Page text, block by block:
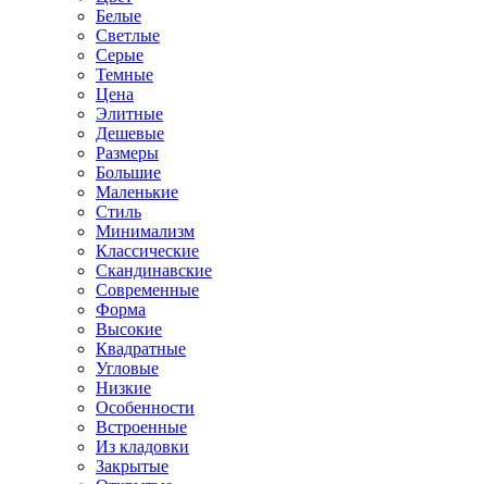
Белые
Светлые
Серые
Темные
Цена
Элитные
Дешевые
Размеры
Большие
Маленькие
Стиль
Минимализм
Классические
Скандинавские
Современные
Форма
Высокие
Квадратные
Угловые
Низкие
Особенности
Встроенные
Из кладовки
Закрытые